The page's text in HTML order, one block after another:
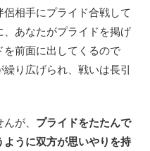
相手にプライド合戦して
、あなたがプライドを掲げ
を前面に出してくるので
り広げられ、戦いは長引
が、 プライドをたたんで
うに双方が思いやりを持